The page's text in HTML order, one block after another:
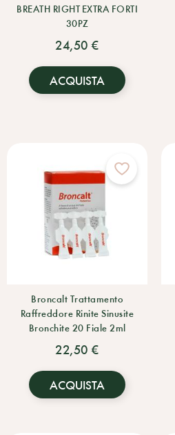
BREATH RIGHT EXTRA FORTI
30PZ
24,50 €
ACQUISTA
Broncalt Trattamento
Raffreddore Rinite Sinusite
Bronchite 20 Fiale 2ml
22,50 €
ACQUISTA